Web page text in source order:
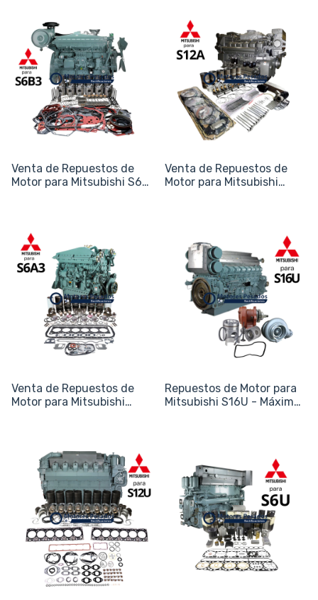
Venta de Repuestos de
Motor para Mitsubishi S6B
Venta de Repuestos de
Motor para Mitsubishi
Venta de Repuestos de
Motor para Mitsubishi
Repuestos de Motor para
Mitsubishi S16U - Máxima